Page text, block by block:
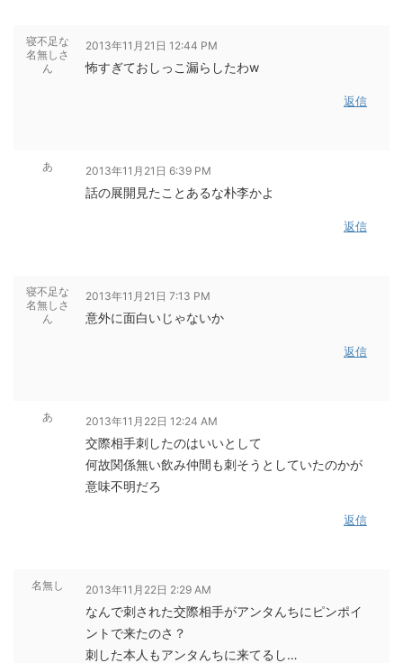
寝不足な
名無しさ
ん
2013年11月21日 12:44 PM
怖すぎておしっこ漏らしたわw
返信
あ 2013年11月21日 6:39 PM
話の展開見たことあるな朴李かよ
返信
寝不足な
名無しさ
ん
2013年11月21日 7:13 PM
意外に面白いじゃないか
返信
あ 2013年11月22日 12:24 AM
交際相手刺したのはいいとして
何故関係無い飲み仲間も刺そうとしていたのかが
意味不明だろ
返信
名無し 2013年11月22日 2:29 AM
なんで刺された交際相手がアンタんちにピンポイ
ントで来たのさ？
刺した本人もアンタんちに来てるし…